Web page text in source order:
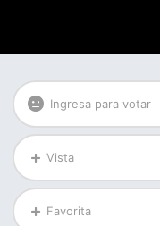
Ingresa para votar
Vista
Favorita